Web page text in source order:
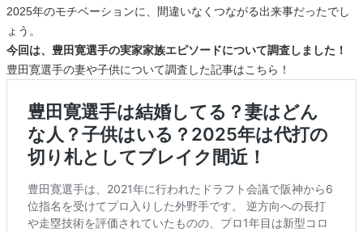
2025年のモチベーションに、間違いなくつながる出来事だったでし
ょう。
今回は、豊田寛選手の実家家族エピソードについて調査しました！
豊田寛選手の妻や子供について調査した記事はこちら！